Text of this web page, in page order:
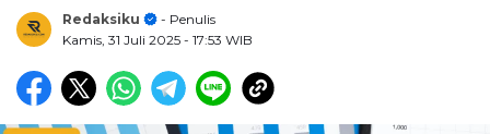
Redaksiku
- Penulis
Kamis, 31 Juli 2025 - 17:53 WIB